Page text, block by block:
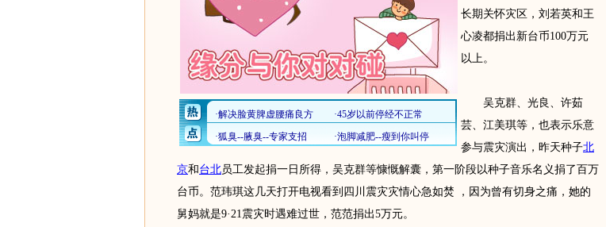
长期关怀灾区，刘若英和王
心凌都捐出新台币100万元
以上。
吴克群、光良、许茹
芸、江美琪等，也表示乐意
参与震灾演出，昨天种子北
京和 台北员工发起捐一日所得，吴克群等慷慨解囊，第一阶段以种子音乐名义捐了百万
台币。范玮琪这几天打开电视看到四川震灾灾情心急如焚 ，因为曾有切身之痛，她的
舅妈就是9·21震灾时遇难过世，范范捐出5万元。